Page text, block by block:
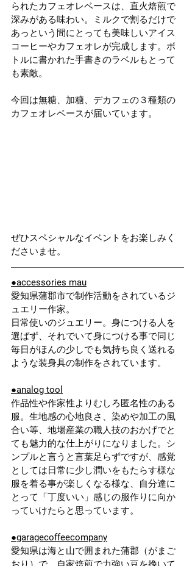
られたカフェオレベースは、直火焙煎で
深みがある味わい。
ミルクで割るだけで
あっという間にとっても美味しいアイス
コーヒーやカフェオレが完成します。ボ
トルに書かれた手書きのラベルもとって
も素敵。
今回は無糖、加糖、デカフェの３種類の
カフェオレベースが届いています。
ぜひスペシャルなイベントをお楽しみく
ださいませ。
●accessories mau
愛知県蒲郡市で制作活動をされているジ
ュエリー作家。
日常使いのジュエリー。身につける人を
選ばず、それでいて身につける事で同じ
毎日がほんの少しでも気持ち良く送れる
ような装身具の制作をされています。
●analog tool
作品性や作家性よりむしろ匿名性のある
服。生地感の心地良さ、染めや加工の風
合い等、地場産業の職人技のおかげでと
ても魅力的な仕上がりになりました。シ
ンプルと言うと言葉足らずですが、感覚
としては日常に少し潤いをもたらす様な
服を着る事が楽しくなる様な、自分達に
とって「丁度いい」感じの服作りに向か
っていけたらと思っています。
●garagecoffeecompany
愛知県は海と山で囲まれた蒲郡（がまご